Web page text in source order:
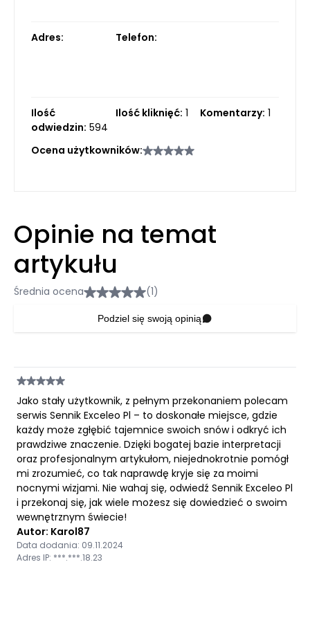
Adres: Telefon:
Ilość
odwiedzin: 594
Ilość kliknięć: 1 Komentarzy: 1
Ocena użytkowników:
Opinie na temat
artykułu
Średnia ocena (1)
Podziel się swoją opinią
Jako stały użytkownik, z pełnym przekonaniem polecam
serwis Sennik Exceleo Pl – to doskonałe miejsce, gdzie
każdy może zgłębić tajemnice swoich snów i odkryć ich
prawdziwe znaczenie. Dzięki bogatej bazie interpretacji
oraz profesjonalnym artykułom, niejednokrotnie pomógł
mi zrozumieć, co tak naprawdę kryje się za moimi
nocnymi wizjami. Nie wahaj się, odwiedź Sennik Exceleo Pl
i przekonaj się, jak wiele możesz się dowiedzieć o swoim
wewnętrznym świecie!
Autor: Karol87
Data dodania: 09.11.2024
Adres IP: ***.***.18.23